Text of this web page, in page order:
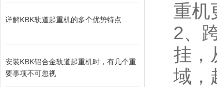
详解KBK轨道起重机的多个优势特点
安装KBK铝合金轨道起重机时，有几个重
要事项不可忽视
重机
2、
挂，
域，